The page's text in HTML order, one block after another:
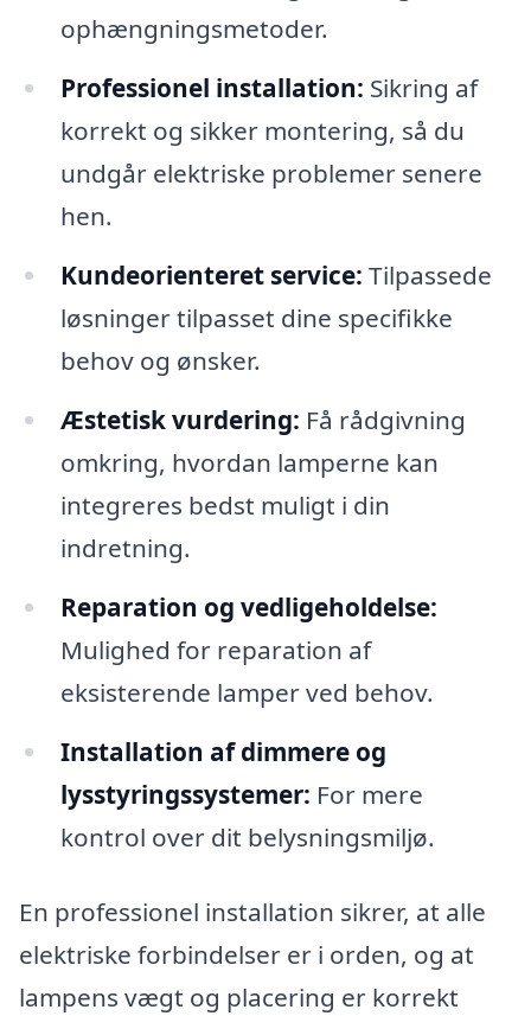
ophængningsmetoder.
Professionel installation: Sikring af
korrekt og sikker montering, så du
undgår elektriske problemer senere
hen.
Kundeorienteret service: Tilpassede
løsninger tilpasset dine specifikke
behov og ønsker.
Æstetisk vurdering: Få rådgivning
omkring, hvordan lamperne kan
integreres bedst muligt i din
indretning.
Reparation og vedligeholdelse:
Mulighed for reparation af
eksisterende lamper ved behov.
Installation af dimmere og
lysstyringssystemer: For mere
kontrol over dit belysningsmiljø.
En professionel installation sikrer, at alle
elektriske forbindelser er i orden, og at
lampens vægt og placering er korrekt